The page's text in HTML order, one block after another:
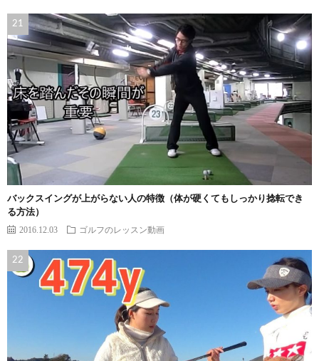
バックスイングが上がらない人の特徴（体が硬くてもしっかり捻転でき
る方法）
2016.12.03 ゴルフのレッスン動画